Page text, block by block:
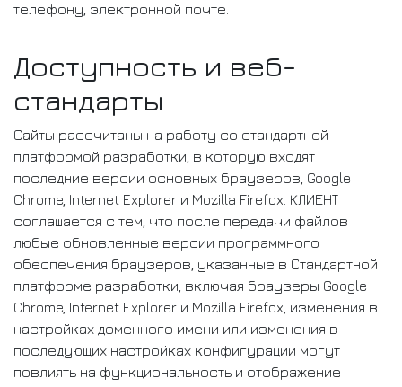
телефону, электронной почте.
Доступность и веб-
стандарты
Сайты рассчитаны на работу со стандартной
платформой разработки, в которую входят
последние версии основных браузеров, Google
Chrome, Internet Explorer и Mozilla Firefox. КЛИЕНТ
соглашается с тем, что после передачи файлов
любые обновленные версии программного
обеспечения браузеров, указанные в Стандартной
платформе разработки, включая браузеры Google
Chrome, Internet Explorer и Mozilla Firefox, изменения в
настройках доменного имени или изменения в
последующих настройках конфигурации могут
повлиять на функциональность и отображение